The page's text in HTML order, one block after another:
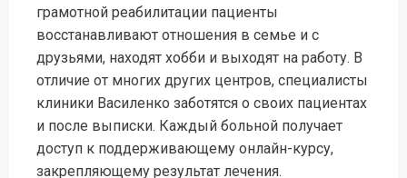
грамотной реабилитации пациенты
восстанавливают отношения в семье и с
друзьями, находят хобби и выходят на работу. В
отличие от многих других центров, специалисты
клиники Василенко заботятся о своих пациентах
и после выписки. Каждый больной получает
доступ к поддерживающему онлайн-курсу,
закрепляющему результат лечения.